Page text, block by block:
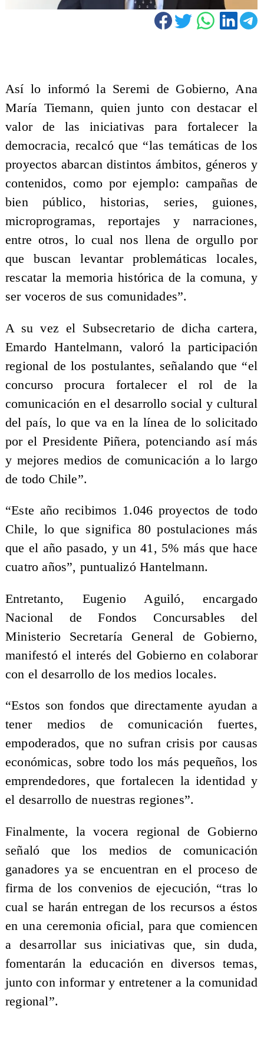
Así lo informó la Seremi de Gobierno, Ana
María Tiemann, quien junto con destacar el
valor de las iniciativas para fortalecer la
democracia, recalcó que “las temáticas de los
proyectos abarcan distintos ámbitos, géneros y
contenidos, como por ejemplo: campañas de
bien público, historias, series, guiones,
microprogramas, reportajes y narraciones,
entre otros, lo cual nos llena de orgullo por
que buscan levantar problemáticas locales,
rescatar la memoria histórica de la comuna, y
ser voceros de sus comunidades”.
A su vez el Subsecretario de dicha cartera,
Emardo Hantelmann, valoró la participación
regional de los postulantes, señalando que “el
concurso procura fortalecer el rol de la
comunicación en el desarrollo social y cultural
del país, lo que va en la línea de lo solicitado
por el Presidente Piñera, potenciando así más
y mejores medios de comunicación a lo largo
de todo Chile”.
“Este año recibimos 1.046 proyectos de todo
Chile, lo que significa 80 postulaciones más
que el año pasado, y un 41, 5% más que hace
cuatro años”, puntualizó Hantelmann.
Entretanto, Eugenio Aguiló, encargado
Nacional de Fondos Concursables del
Ministerio Secretaría General de Gobierno,
manifestó el interés del Gobierno en colaborar
con el desarrollo de los medios locales.
“Estos son fondos que directamente ayudan a
tener medios de comunicación fuertes,
empoderados, que no sufran crisis por causas
económicas, sobre todo los más pequeños, los
emprendedores, que fortalecen la identidad y
el desarrollo de nuestras regiones”.
Finalmente, la vocera regional de Gobierno
señaló que los medios de comunicación
ganadores ya se encuentran en el proceso de
firma de los convenios de ejecución, “tras lo
cual se harán entregan de los recursos a éstos
en una ceremonia oficial, para que comiencen
a desarrollar sus iniciativas que, sin duda,
fomentarán la educación en diversos temas,
junto con informar y entretener a la comunidad
regional”.